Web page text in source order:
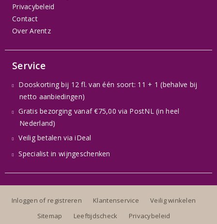
Privacybeleid
Contact
Over Arentz
Service
Dooskorting bij 12 fl. van één soort: 11 + 1 (behalve bij
netto aanbiedingen)
Gratis bezorging vanaf €75,00 via PostNL (in heel
Nederland)
Veilig betalen via iDeal
Specialist in wijngeschenken
Inloggen of registreren Klantenservice
Veilig winkelen
Sitemap
Leeftijdscheck Privacybeleid